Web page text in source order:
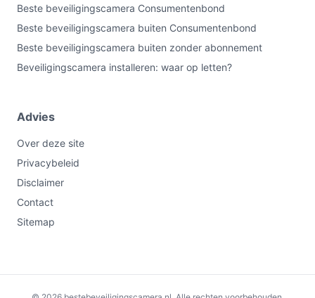
Beste beveiligingscamera Consumentenbond
Beste beveiligingscamera buiten Consumentenbond
Beste beveiligingscamera buiten zonder abonnement
Beveiligingscamera installeren: waar op letten?
Advies
Over deze site
Privacybeleid
Disclaimer
Contact
Sitemap